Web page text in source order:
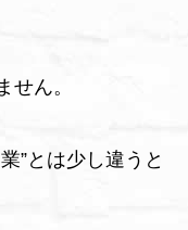
せん。
”とは少し違うと